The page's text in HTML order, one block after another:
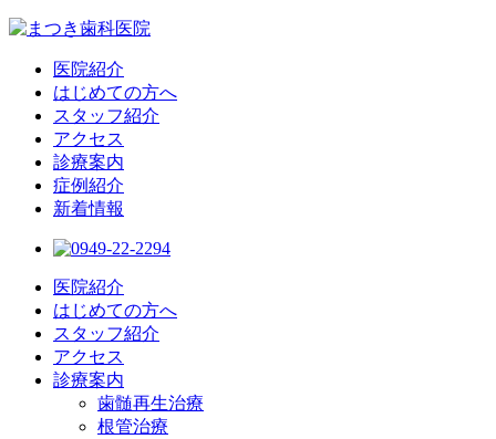
医院紹介
はじめての方へ
スタッフ紹介
アクセス
診療案内
症例紹介
新着情報
医院紹介
はじめての方へ
スタッフ紹介
アクセス
診療案内
歯髄再生治療
根管治療